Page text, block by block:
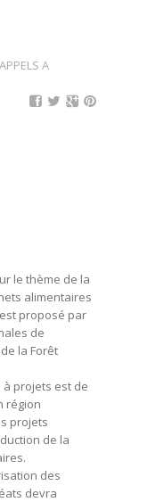
APPELS A
le thème de la
alimentaires
proposé par
de
la Forêt
projets est de
région
projets
de la
des
devra